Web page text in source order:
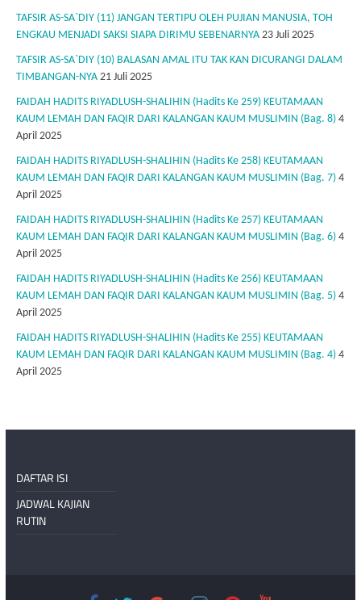
TAFSIR AS-SA`DIY (11) JANGAN TERTIPU OLEH PUJIAN MANUSIA, TOH
ENGKAU MENJADI SAKSI SIAPA DIRIMU SEBENARNYA 23 Juli 2025
TAFSIR AS-SA`DIY (10) BALASAN AMAL ITU TAK KAN DICURANGI DALAM
TIMBANGAN-NYA 21 Juli 2025
FAIDAH HADITS RIYADLUSH-SHALIHIN (Hadits Ke 259) KEUTAMAAN
KAUM LEMAH DAN FAQIR DARI KALANGAN KAUM MUSLIMIN (Bag. 8) 4
April 2025
FAIDAH HADITS RIYADLUSH-SHALIHIN (Hadits Ke 258) KEUTAMAAN
KAUM LEMAH DAN FAQIR DARI KALANGAN KAUM MUSLIMIN (Bag. 7) 4
April 2025
FAIDAH HADITS RIYADLUSH-SHALIHIN (Hadits Ke 257) KEUTAMAAN
KAUM LEMAH DAN FAQIR DARI KALANGAN KAUM MUSLIMIN (Bag. 6) 4
April 2025
FAIDAH HADITS RIYADLUSH-SHALIHIN (Hadits Ke 256) KEUTAMAAN
KAUM LEMAH DAN FAQIR DARI KALANGAN KAUM MUSLIMIN (Bag. 5) 4
April 2025
FAIDAH HADITS RIYADLUSH-SHALIHIN (Hadits Ke 255) KEUTAMAAN
KAUM LEMAH DAN FAQIR DARI KALANGAN KAUM MUSLIMIN (Bag. 4) 4
April 2025
DAFTAR ISI
JADWAL KAJIAN
RUTIN